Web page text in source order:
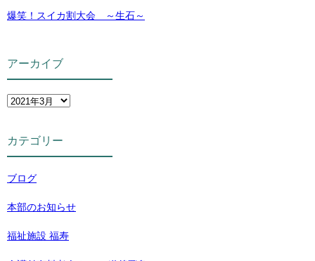
爆笑！スイカ割大会 ～生石～
アーカイブ
カテゴリー
ブログ
本部のお知らせ
福祉施設 福寿